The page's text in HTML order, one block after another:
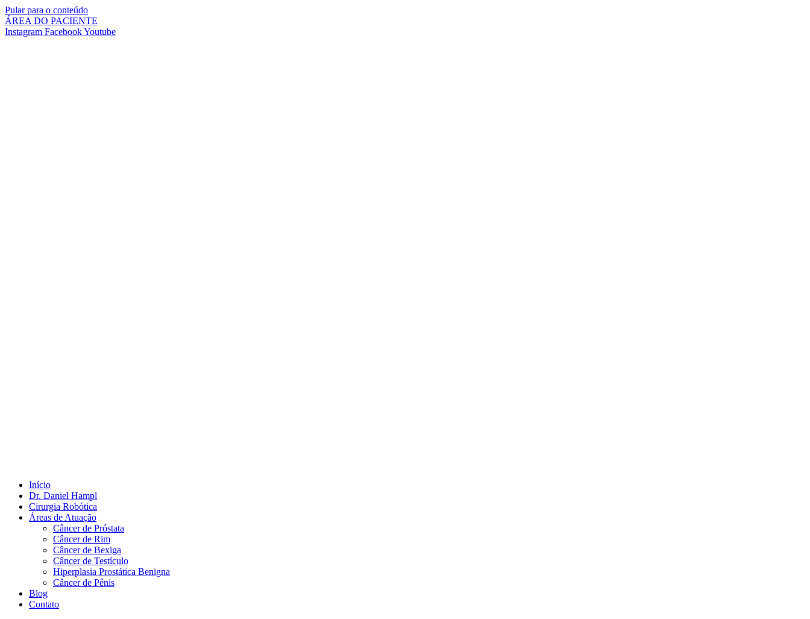
Pular para o conteúdo
ÁREA DO PACIENTE
Instagram FacebookYoutube
Início
Dr. Daniel Hampl
Cirurgia Robótica
Áreas de Atuação
Câncer de Próstata
Câncer de Rim
Câncer de Bexiga
Câncer de Testículo
Hiperplasia Prostática Benigna
Câncer de Pênis
Blog
Contato